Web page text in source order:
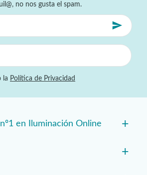
no nos gusta el spam.
la Política de Privacidad
en Iluminación Online +
+